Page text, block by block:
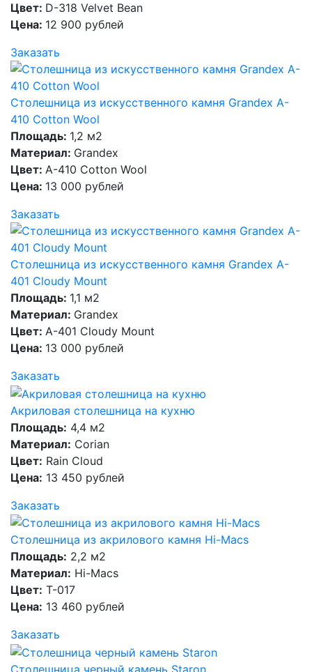
Цвет: D-318 Velvet Bean
Цена: 12 900 рублей
Заказать
Столешница из искусственного камня Grandex A-
410 Cotton Wool
Площадь: 1,2 м2
Материал: Grandex
Цвет: A-410 Cotton Wool
Цена: 13 000 рублей
Заказать
Столешница из искусственного камня Grandex A-
401 Cloudy Mount
Площадь: 1,1 м2
Материал: Grandex
Цвет: A-401 Cloudy Mount
Цена: 13 000 рублей
Заказать
Акриловая столешница на кухню
Площадь: 4,4 м2
Материал: Corian
Цвет: Rain Cloud
Цена: 13 450 рублей
Заказать
Столешница из акрилового камня Hi-Macs
Площадь: 2,2 м2
Материал: Hi-Macs
Цвет: T-017
Цена: 13 460 рублей
Заказать